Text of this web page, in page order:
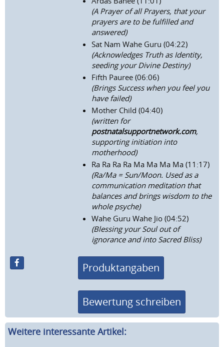
(A Prayer of all Prayers, that your
prayers are to be fulfilled and
answered)
Sat Nam Wahe Guru (04:22)
(Acknowledges Truth as Identity,
seeding your Divine Destiny)
Fifth Pauree (06:06)
(Brings Success when you feel you
have failed)
Mother Child (04:40)
(written for
postnatalsupportnetwork.com,
supporting initiation into
motherhood)
Ra Ra Ra Ra Ma Ma Ma Ma (11:17)
(Ra/Ma = Sun/Moon. Used as a
communication meditation that
balances and brings wisdom to the
whole psyche)
Wahe Guru Wahe Jio (04:52)
(Blessing your Soul out of
ignorance and into Sacred Bliss)
Produktangaben
Bewertung schreiben
Weitere interessante Artikel: